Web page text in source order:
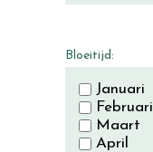
Bloeitijd:
Januari
Februari
Maart
April